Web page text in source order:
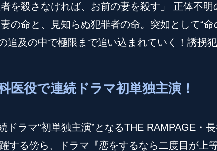
を殺さなければ、お前の妻を殺す」 正体不
の命と、見知らぬ犯罪者の命。突如として“
追及の中で極限まで追い込まれていく！誘拐
医役で連続ドラマ初単独主演！
ラマ“初単独主演”となるTHE RAMPAGE・
する傍ら、ドラマ『恋をするなら二度目が上